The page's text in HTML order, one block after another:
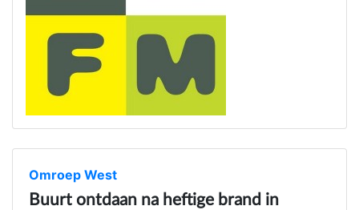
Omroep West
Buurt ontdaan na heftige brand in